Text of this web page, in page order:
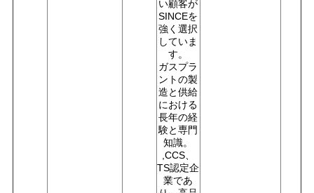
い顧客が
SINCEを
強く選択
していま
す。
ガスプラ
ントの製
造と供給
における
長年の経
験と専門
知識。
,CCS、
TS認定企
業であ